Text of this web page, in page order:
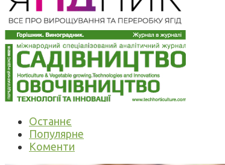
Останнє
Популярне
Коменти